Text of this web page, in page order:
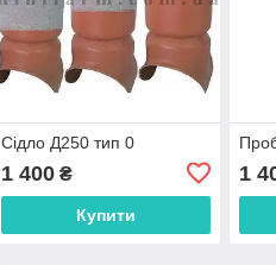
Сідло Д250 тип 0
1 400₴
Купити
1